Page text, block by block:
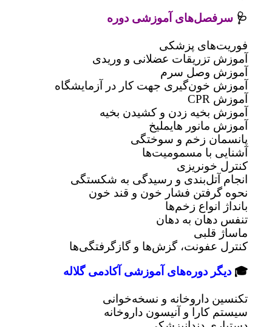
سرفصل‌های آموزشی دوره
فوریت‌های پزشکی
آموزش تزریقات عضلانی و وریدی
آموزش وصل سرم
آموزش خون‌گیری جهت کار در آزمایشگاه
آموزش CPR
آموزش بخیه زدن و کشیدن بخیه
آموزش مانور هایملیخ
پانسمان زخم و سوختگی
آشنایی با مسمومیت‌ها
کنترل خونریزی
انجام آتل‌بندی و رسیدگی به شکستگی
نحوه گرفتن فشار خون و قند خون
بانداژ انواع زخم‌ها
تنفس دهان به دهان
ماساژ قلبی
کنترل عفونت، گزش‌ها و گازگرفتگی‌ها
دیگر دوره‌های آموزشی آکادمی گلاله
تکنسین داروخانه و نسخه‌خوانی
سیستم کارا و آنیسون داروخانه